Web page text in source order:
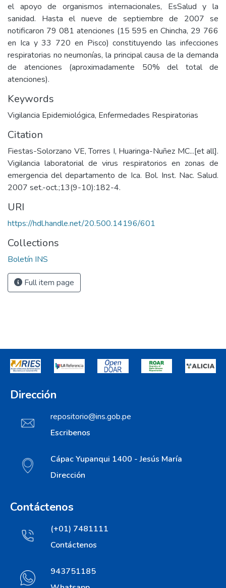
el apoyo de organismos internacionales, EsSalud y la
sanidad. Hasta el nueve de septiembre de 2007 se
notificaron 79 081 atenciones (15 595 en Chincha, 29 766
en Ica y 33 720 en Pisco) constituyendo las infecciones
respiratorias no neumonías, la principal causa de la demanda
de atenciones (aproximadamente 50% del total de
atenciones).
Keywords
Vigilancia Epidemiológica, Enfermedades Respiratorias
Citation
Fiestas-Solorzano VE, Torres I, Huaringa-Nuñez MC...[et all].
Vigilancia laboratorial de virus respiratorios en zonas de
emergencia del departamento de Ica. Bol. Inst. Nac. Salud.
2007 set.-oct.;13(9-10):182-4.
URI
https://hdl.handle.net/20.500.14196/601
Collections
Boletín INS
Full item page
Dirección
repositorio@ins.gob.pe
Escribenos
Cápac Yupanqui 1400 - Jesús María
Dirección
Contáctenos
(+01) 7481111
Contáctenos
943751185